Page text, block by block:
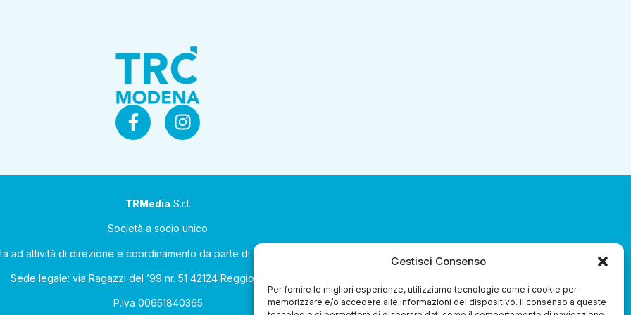
Gestisci Consenso
Per fornire le migliori esperienze, utilizziamo tecnologie come i cookie per
memorizzare e/o accedere alle informazioni del dispositivo. Il consenso a queste
TRMedia S.r.l.
Società a socio unico
ad attività di direzione e coordinamento da parte di Coop Alleanza 3.0 Soc. Coop.
Sede legale: via Ragazzi del ’99 nr. 51 42124 Reggio Emilia (RE)
P.Iva 00651840365